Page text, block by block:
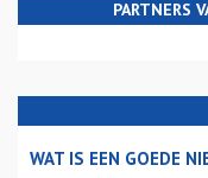
PARTNERS
WAT IS EEN GOEDE